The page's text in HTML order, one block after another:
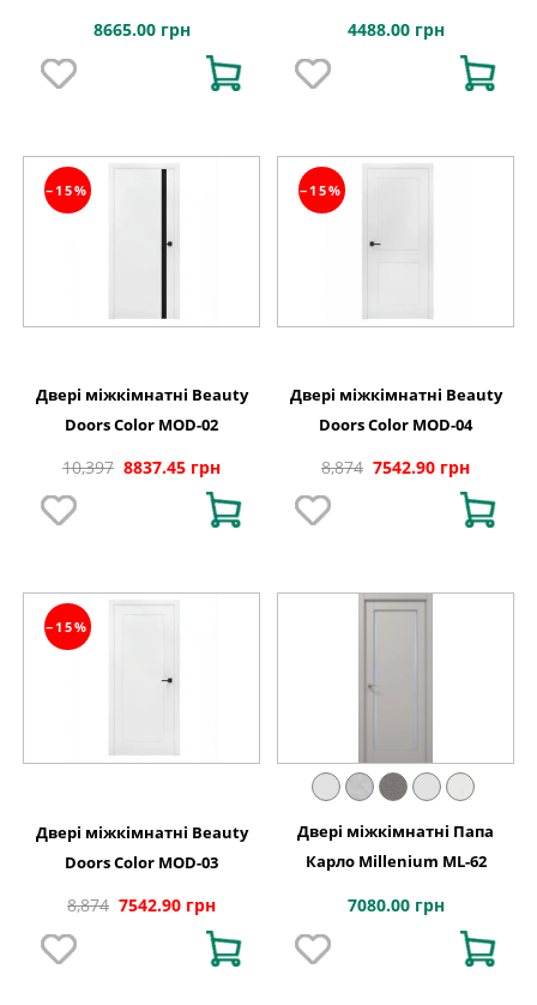
8665.00 грн 4488.00 грн
−15%
Двері міжкімнатні Beauty
Doors Color MOD-02
10,397 8837.45 грн
−15%
Двері міжкімнатні Beauty
Doors Color MOD-04
8,874 7542.90 грн
−15%
Двері міжкімнатні Beauty
Doors Color MOD-03
8,874 7542.90 грн
Двері міжкімнатні Папа
Карло Millenium ML-62
7080.00 грн